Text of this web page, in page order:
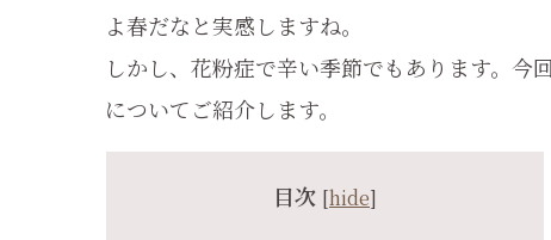
よ春だなと実感しますね。
しかし、花粉症で辛い季節でもあります。今
についてご紹介します。
目次 [hide]